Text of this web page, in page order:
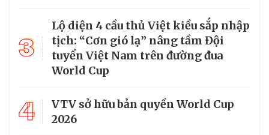
3
Lộ diện 4 cầu thủ Việt kiều sắp nhập
tịch: “Cơn gió lạ” nâng tầm Đội
tuyển Việt Nam trên đường đua
World Cup
4
VTV sở hữu bản quyền World Cup
2026